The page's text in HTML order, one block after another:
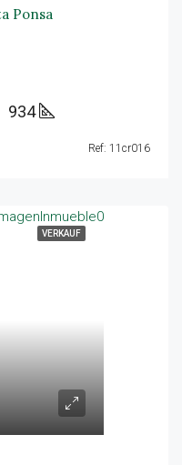
Ponsa
934
Ref: 11cr016
VERKAUF